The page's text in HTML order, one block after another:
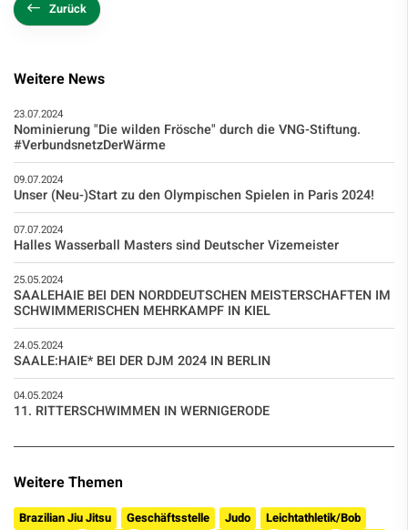
Zurück
Weitere News
23.07.2024
Nominierung "Die wilden Frösche" durch die VNG-Stiftung.
#VerbundsnetzDerWärme
09.07.2024
Unser (Neu-)Start zu den Olympischen Spielen in Paris 2024!
07.07.2024
Halles Wasserball Masters sind Deutscher Vizemeister
25.05.2024
SAALEHAIE BEI DEN NORDDEUTSCHEN MEISTERSCHAFTEN IM
SCHWIMMERISCHEN MEHRKAMPF IN KIEL
24.05.2024
SAALE:HAIE* BEI DER DJM 2024 IN BERLIN
04.05.2024
11. RITTERSCHWIMMEN IN WERNIGERODE
Weitere Themen
Brazilian Jiu Jitsu Geschäftsstelle Judo Leichtathletik/Bob